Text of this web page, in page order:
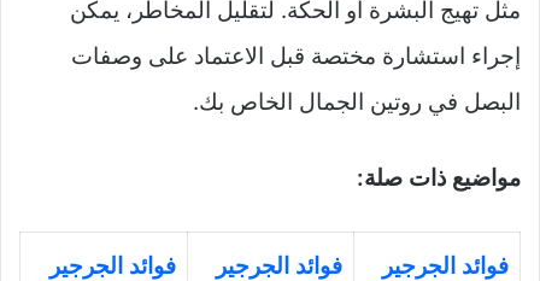
مثل تهيج البشرة أو الحكة. لتقليل المخاطر، يمكن
إجراء استشارة مختصة قبل الاعتماد على وصفات
البصل في روتين الجمال الخاص بك.
مواضيع ذات صلة:
فوائد الجرجير
فوائد الجرجير
فوائد الجرجير